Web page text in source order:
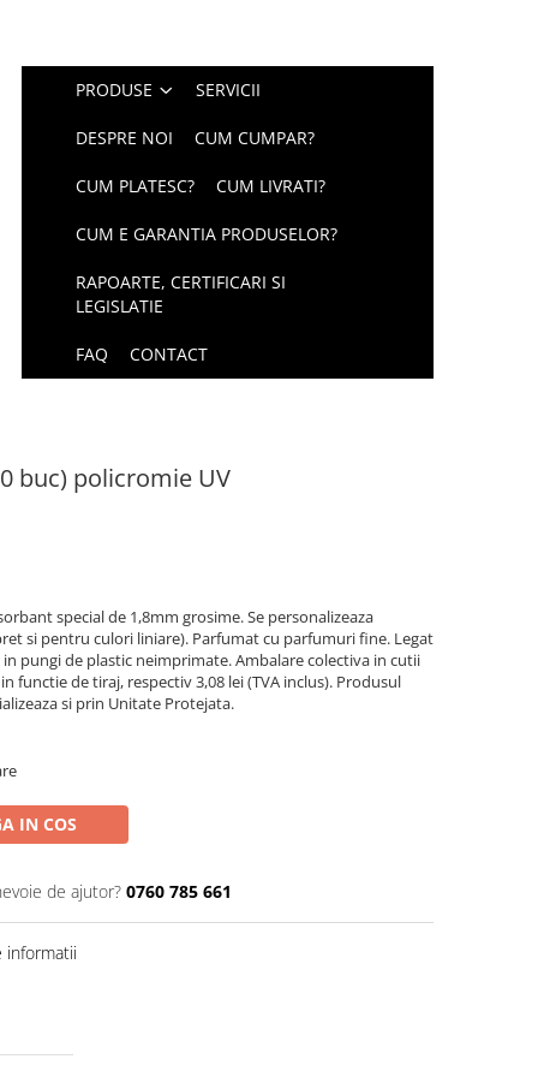
PRODUSE SERVICII
DESPRE NOI CUM CUMPAR?
CUM PLATESC? CUM LIVRATI?
CUM E GARANTIA PRODUSELOR?
RAPOARTE, CERTIFICARI SI
LEGISLATIE
FAQ CONTACT
buc) policromie UV
special de 1,8mm grosime. Se personalizeaza
si pentru culori liniare). Parfumat cu parfumuri fine. Legat
pungi de plastic neimprimate. Ambalare colectiva in cutii
functie de tiraj, respectiv 3,08 lei (TVA inclus). Produsul
si prin Unitate Protejata.
IN COS
de ajutor? 0760 785 661
informatii